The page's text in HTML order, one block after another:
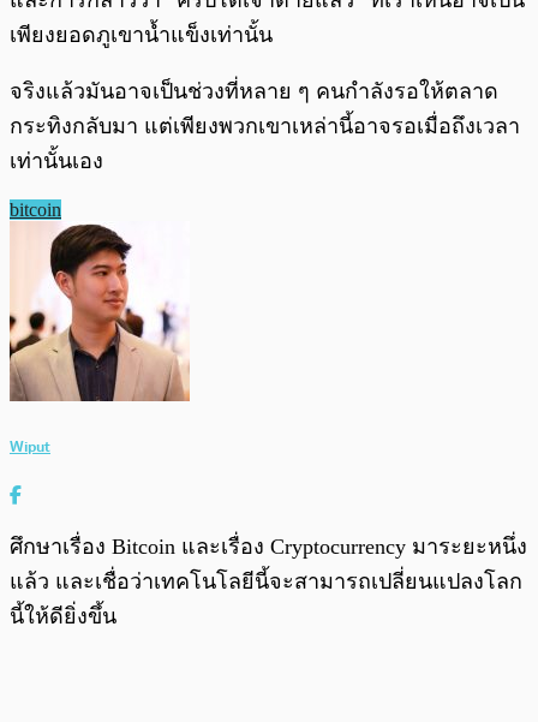
เพียงยอดภูเขาน้ำแข็งเท่านั้น
จริงแล้วมันอาจเป็นช่วงที่หลาย ๆ คนกำลังรอให้ตลาด
กระทิงกลับมา แต่เพียงพวกเขาเหล่านี้อาจรอเมื่อถึงเวลา
เท่านั้นเอง
bitcoin
Wiput
ศึกษาเรื่อง Bitcoin และเรื่อง Cryptocurrency มาระยะหนึ่ง
แล้ว และเชื่อว่าเทคโนโลยีนี้จะสามารถเปลี่ยนแปลงโลก
นี้ให้ดียิ่งขึ้น